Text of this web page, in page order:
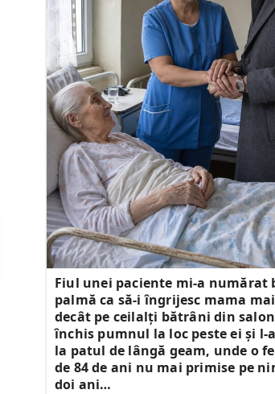
Fiul unei paciente mi-a numărat
palmă ca să-i îngrijesc mama
decât pe ceilalți bătrâni din
închis pumnul la loc peste ei și l-
la patul de lângă geam, unde o
de 84 de ani nu mai primise pe
doi ani…